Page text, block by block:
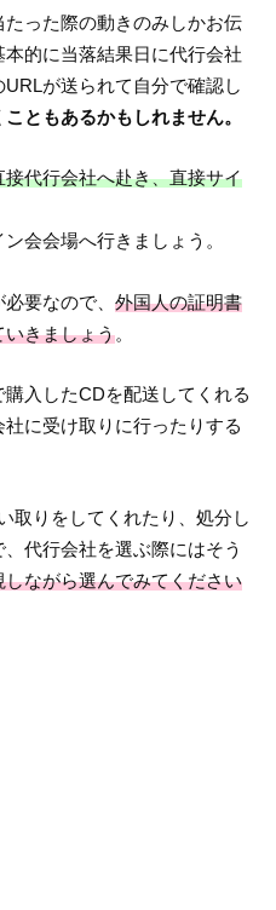
った際の動きのみしかお伝
的に当落結果日に代行会社
が送られて自分で確認し
ともあるかもしれません。
接代行会社へ赴き、直接サイ
会会場へ行きましょう。
必要なので、外国人の証明書
いきましょう。
入したCDを配送してくれる
に受け取りに行ったりする
取りをしてくれたり、処分し
代行会社を選ぶ際にはそう
しながら選んでみてください